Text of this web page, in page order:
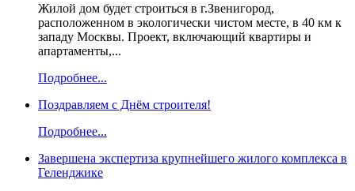
Жилой дом будет строиться в г.Звенигород,
расположенном в экологически чистом месте, в 40 км к
западу Москвы. Проект, включающий квартиры и
апартаменты,...
Подробнее...
Поздравляем с Днём строителя!
Подробнее...
Завершена экспертиза крупнейшего жилого комплекса в
Геленджике